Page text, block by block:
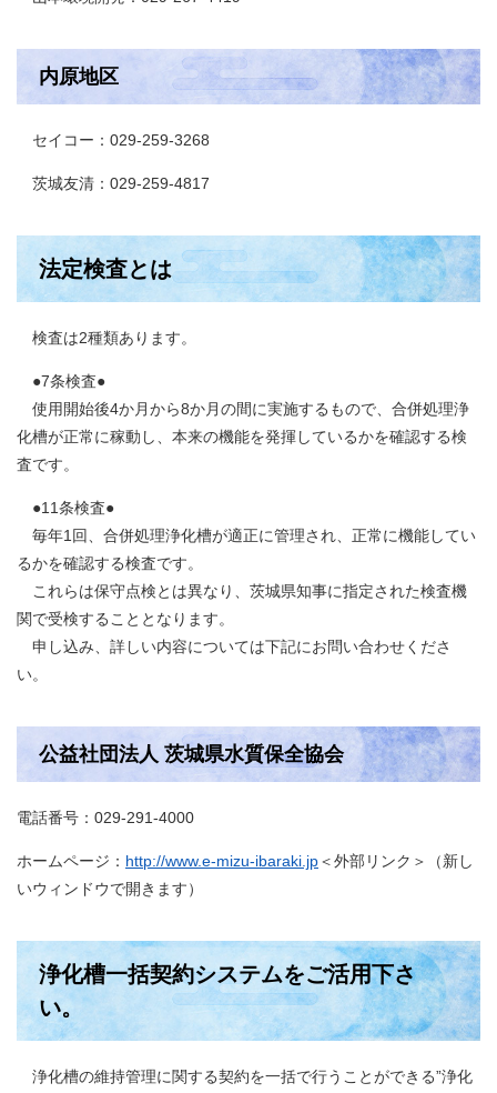
内原地区
セイコー：029-259-3268
茨城友清：029-259-4817
法定検査とは
検査は2種類あります。
●7条検査●
使用開始後4か月から8か月の間に実施するもので、合併処理浄
化槽が正常に稼動し、本来の機能を発揮しているかを確認する検
査です。
●11条検査●
毎年1回、合併処理浄化槽が適正に管理され、正常に機能してい
るかを確認する検査です。
これらは保守点検とは異なり、茨城県知事に指定された検査機
関で受検することとなります。
申し込み、詳しい内容については下記にお問い合わせくださ
い。
公益社団法人 茨城県水質保全協会
電話番号：029-291-4000
ホームページ： http://www.e-mizu-ibaraki.jp＜外部リンク＞
（新し
いウィンドウで開きます）
浄化槽一括契約システムをご活用下さ
い。
浄化槽の維持管理に関する契約を一括で行うことができる”浄化